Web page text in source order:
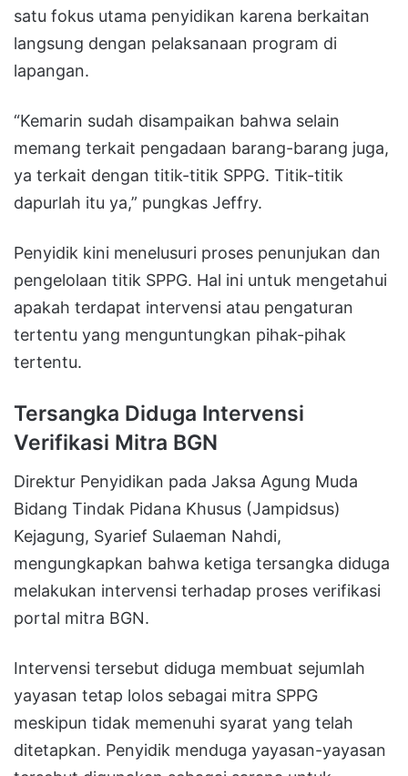
satu fokus utama penyidikan karena berkaitan
langsung dengan pelaksanaan program di
lapangan.
“Kemarin sudah disampaikan bahwa selain
memang terkait pengadaan barang-barang juga,
ya terkait dengan titik-titik SPPG. Titik-titik
dapurlah itu ya,” pungkas Jeffry.
Penyidik kini menelusuri proses penunjukan dan
pengelolaan titik SPPG. Hal ini untuk mengetahui
apakah terdapat intervensi atau pengaturan
tertentu yang menguntungkan pihak-pihak
tertentu.
Tersangka Diduga Intervensi
Verifikasi Mitra BGN
Direktur Penyidikan pada Jaksa Agung Muda
Bidang Tindak Pidana Khusus (Jampidsus)
Kejagung, Syarief Sulaeman Nahdi,
mengungkapkan bahwa ketiga tersangka diduga
melakukan intervensi terhadap proses verifikasi
portal mitra BGN.
Intervensi tersebut diduga membuat sejumlah
yayasan tetap lolos sebagai mitra SPPG
meskipun tidak memenuhi syarat yang telah
ditetapkan. Penyidik menduga yayasan-yayasan